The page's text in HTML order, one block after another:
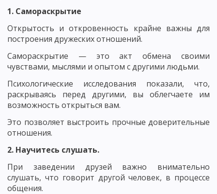
1. Самораскрытие
Открытость и откровенность крайне важны для
построения дружеских отношений.
Самораскрытие — это акт обмена своими
чувствами, мыслями и опытом с другими людьми.
Психологические исследования показали, что,
раскрываясь перед другими, вы облегчаете им
возможность открыться вам.
Это позволяет выстроить прочные доверительные
отношения.
2. Научитесь слушать.
При заведении друзей важно внимательно
слушать, что говорит другой человек, в процессе
общения.